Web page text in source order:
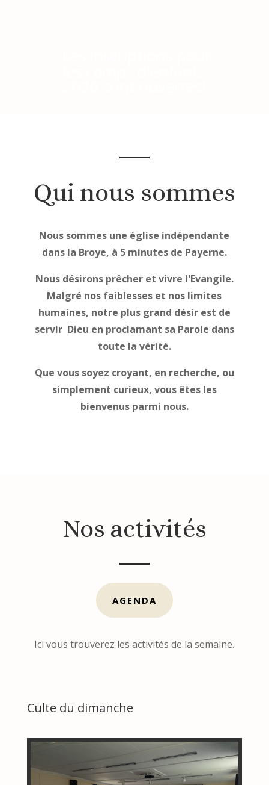
Qui nous sommes
Nous sommes une église indépendante
dans la Broye, à 5 minutes de Payerne.
Nous désirons prêcher et vivre l'Evangile.
Malgré nos faiblesses et nos limites
humaines, notre plus grand désir est de
servir Dieu en proclamant sa Parole dans
toute la vérité.
Que vous soyez croyant, en recherche, ou
simplement curieux, vous êtes les
bienvenus parmi nous.
Nos activités
AGENDA
Ici vous trouverez les activités de la semaine.
Culte du dimanche